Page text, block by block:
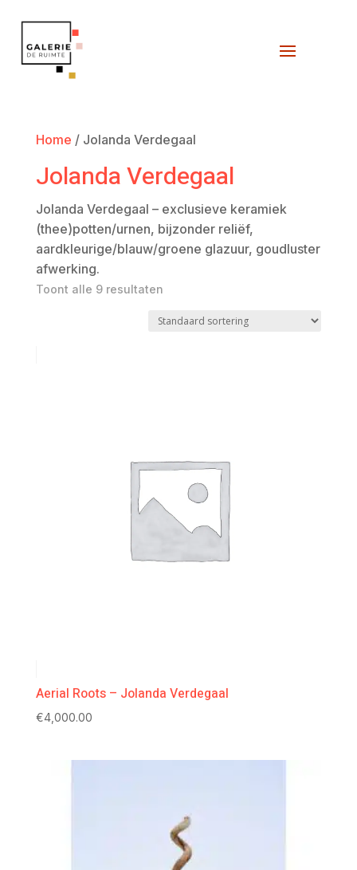
Home / Jolanda Verdegaal
Jolanda Verdegaal
Jolanda Verdegaal – exclusieve keramiek
(thee)potten/urnen, bijzonder reliëf,
aardkleurige/blauw/groene glazuur, goudluster
afwerking.
Toont alle 9 resultaten
Aerial Roots – Jolanda Verdegaal
€4,000.00